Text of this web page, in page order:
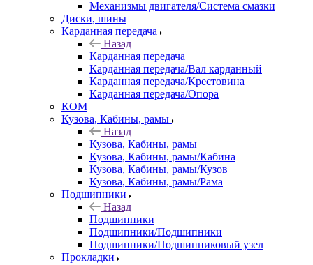
Механизмы двигателя/Система смазки
Диски, шины
Карданная передача
Назад
Карданная передача
Карданная передача/Вал карданный
Карданная передача/Крестовина
Карданная передача/Опора
КОМ
Кузова, Кабины, рамы
Назад
Кузова, Кабины, рамы
Кузова, Кабины, рамы/Кабина
Кузова, Кабины, рамы/Кузов
Кузова, Кабины, рамы/Рама
Подшипники
Назад
Подшипники
Подшипники/Подшипники
Подшипники/Подшипниковый узел
Прокладки